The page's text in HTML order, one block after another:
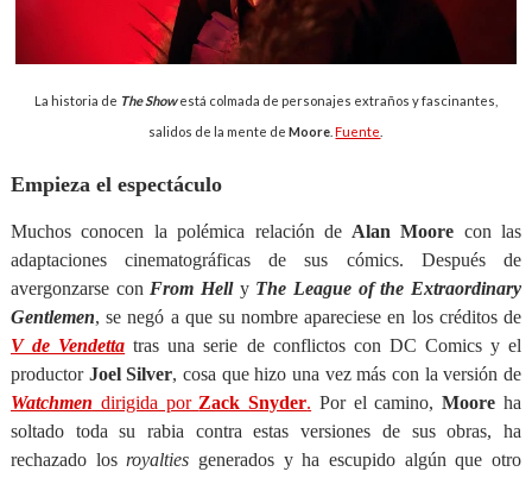
La historia de The Showestá colmada de personajes extraños y fascinantes,
salidos de la mente deMoore .Fuente
Empieza el espectáculo
Muchos conocen la polémica relación de Alan Moore con las
adaptaciones cinematográficas de sus cómics. Después de
avergonzarse con From Helly The League of the Extraordinary
Gentlemen, se negó a que su nombre apareciese en los créditos de
V de Vendetta tras una serie de conflictos con DC Comics y el
productor Joel Silver, cosa que hizo una vez más con la versión de
Watchmen dirigida por Zack Snyder. Por el camino,Mooreha
soltado toda su rabia contra estas versiones de sus obras, ha
rechazado los royalties generados y ha escupido algún que otro